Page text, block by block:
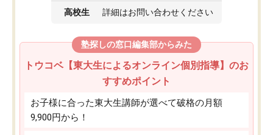
高校生 詳細はお問い合わせください
塾探しの窓口編集部からみた
トウコベ【東大生によるオンライン個別指導】のお
すすめポイント
お子様に合った東大生講師が選べて破格の月額
9,900円から！